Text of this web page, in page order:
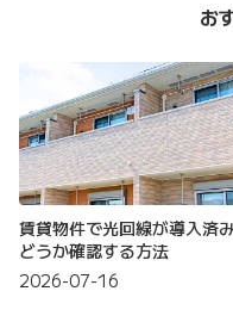
お
賃貸物件で光回線が導入済
どうか確認する方法
2026-07-16